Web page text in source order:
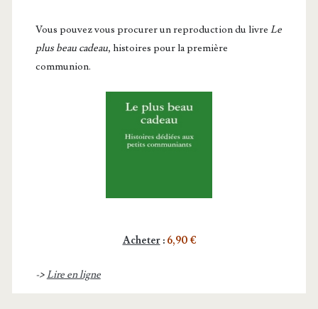
Vous pou­vez vous pro­cu­rer un repro­duc­tion du livre Le
plus beau cadeau, histoires pour la première
communion.
Acheter: 6,90 €
->Lire en ligne